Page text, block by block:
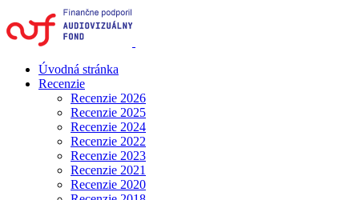
Úvodná stránka
Recenzie
Recenzie 2026
Recenzie 2025
Recenzie 2024
Recenzie 2022
Recenzie 2023
Recenzie 2021
Recenzie 2020